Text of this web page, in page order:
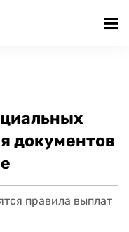
документов
правила выплат